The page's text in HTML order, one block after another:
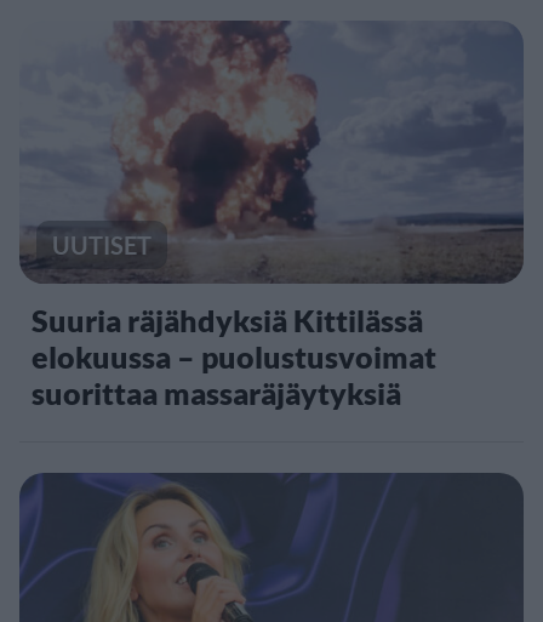
UUTISET
Suuria räjähdyksiä Kittilässä
elokuussa – puolustusvoimat
suorittaa massaräjäytyksiä